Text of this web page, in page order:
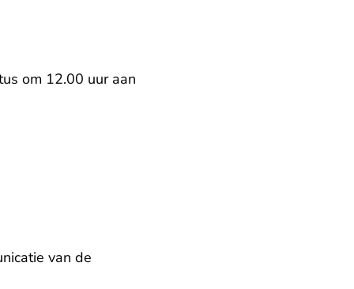
om 12.00 uur aan
van de